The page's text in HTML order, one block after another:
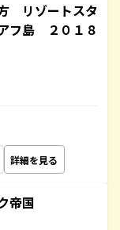
リゾートスタ
フ島 ２０１８
詳細を見る
帝国